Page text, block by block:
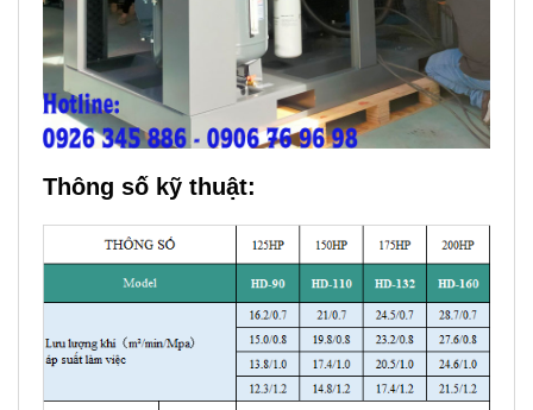
Thông số kỹ thuật: